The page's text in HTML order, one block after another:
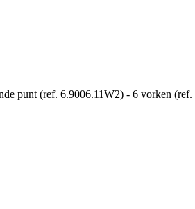
punt (ref. 6.9006.11W2) - 6 vorken (ref.